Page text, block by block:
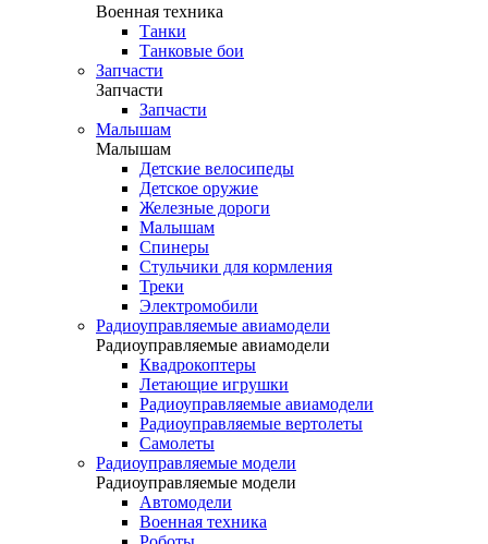
Военная техника
Танки
Танковые бои
Запчасти
Запчасти
Запчасти
Малышам
Малышам
Детские велосипеды
Детское оружие
Железные дороги
Малышам
Спинеры
Стульчики для кормления
Треки
Электромобили
Радиоуправляемые авиамодели
Радиоуправляемые авиамодели
Квадрокоптеры
Летающие игрушки
Радиоуправляемые авиамодели
Радиоуправляемые вертолеты
Самолеты
Радиоуправляемые модели
Радиоуправляемые модели
Автомодели
Военная техника